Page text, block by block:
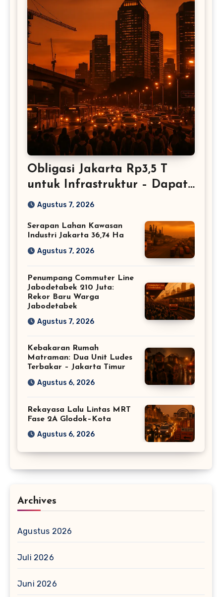
Obligasi Jakarta Rp3,5 T
untuk Infrastruktur – Dapat
Restu BI
Agustus 7, 2026
Serapan Lahan Kawasan
Industri Jakarta 36,74 Ha
Agustus 7, 2026
Penumpang Commuter Line
Jabodetabek 210 Juta:
Rekor Baru Warga
Jabodetabek
Agustus 7, 2026
Kebakaran Rumah
Matraman: Dua Unit Ludes
Terbakar – Jakarta Timur
Agustus 6, 2026
Rekayasa Lalu Lintas MRT
Fase 2A Glodok–Kota
Agustus 6, 2026
Archives
Agustus 2026
Juli 2026
Juni 2026